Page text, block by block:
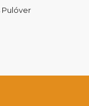
Pulóver